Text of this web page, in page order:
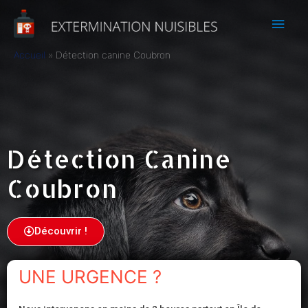
Accueil Détection canine Coubron
Détection Canine
Coubron
Découvrir !
UNE URGENCE ?